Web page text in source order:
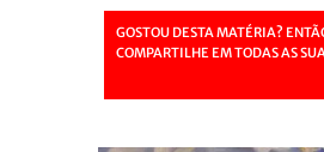
GOSTOU DESTA MATÉRIA?
COMPARTILHE EM TODAS AS